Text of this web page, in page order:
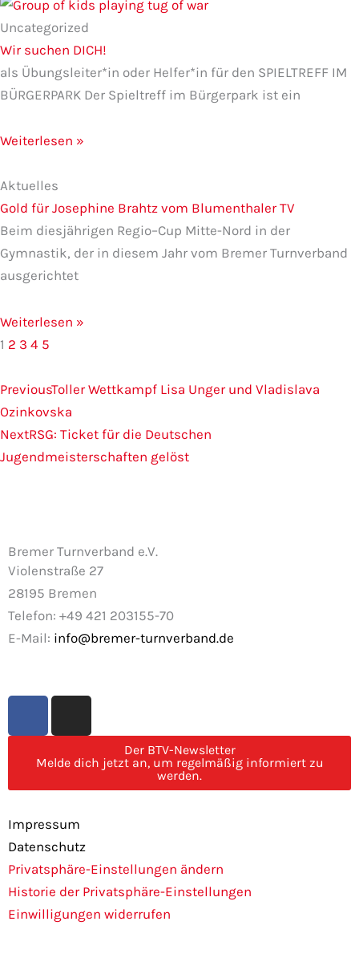
Uncategorized
Wir suchen DICH!
als Übungsleiter*in oder Helfer*in für den SPIELTREFF IM
BÜRGERPARK Der Spieltreff im Bürgerpark ist ein
Weiterlesen »
Aktuelles
Gold für Josephine Brahtz vom Blumenthaler TV
Beim diesjährigen Regio–Cup Mitte-Nord in der
Gymnastik, der in diesem Jahr vom Bremer Turnverband
ausgerichtet
Weiterlesen »
1 2 3 4 5
Zurück
PreviousToller Wettkampf Lisa Unger und Vladislava
Ozinkovska
NextRSG: Ticket für die Deutschen
Jugendmeisterschaften gelöst
Nächster
Bremer Turnverband e.V.
Violenstraße 27
28195 Bremen
Telefon: +49 421 203155-70
E-Mail: info@bremer-turnverband.de
e
b
o
k
t
a
r
a
m
Der BTV-Newsletter
Melde dich jetzt an, um regelmäßig informiert zu
werden.
Impressum
Datenschutz
Privatsphäre-Einstellungen ändern
Historie der Privatsphäre-Einstellungen
Einwilligungen widerrufen